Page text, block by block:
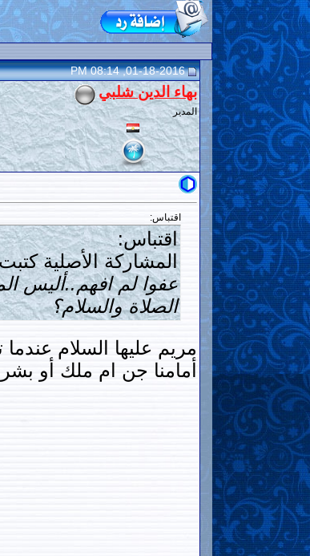
01-18-2016, 08:14 PM
بهاء الدين شلبي
المدير
اقتباس:
اقتباس:
المشاركة الأصلية
عفوا لم افهم..أليس
الصلاة والسلام؟
مريم عليها السلام
أمامنا جن ام ملك أو